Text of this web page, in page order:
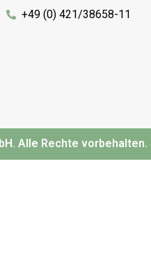
+49 (0) 421/38658-11
Alle Rechte vorbehalten.